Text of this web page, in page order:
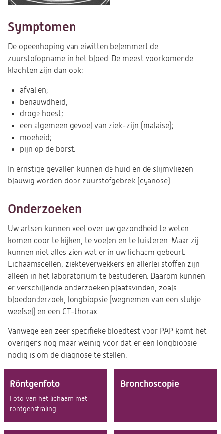
Symptomen
De opeenhoping van eiwitten belemmert de
zuurstofopname in het bloed. De meest voorkomende
klachten zijn dan ook:
afvallen;
benauwdheid;
droge hoest;
een algemeen gevoel van ziek-zijn (malaise);
moeheid;
pijn op de borst.
In ernstige gevallen kunnen de huid en de slijmvliezen
blauwig worden door zuurstofgebrek (cyanose).
Onderzoeken
Uw artsen kunnen veel over uw gezondheid te weten
komen door te kijken, te voelen en te luisteren. Maar zij
kunnen niet alles zien wat er in uw lichaam gebeurt.
Lichaamscellen, ziekteverwekkers en allerlei stoffen zijn
alleen in het laboratorium te bestuderen. Daarom kunnen
er verschillende onderzoeken plaatsvinden, zoals
bloedonderzoek, longbiopsie (wegnemen van een stukje
weefsel) en een CT-thorax.
Vanwege een zeer specifieke bloedtest voor PAP komt het
overigens nog maar weinig voor dat er een longbiopsie
nodig is om de diagnose te stellen.
Röntgenfoto
Foto van het lichaam met
röntgenstraling
Bronchoscopie